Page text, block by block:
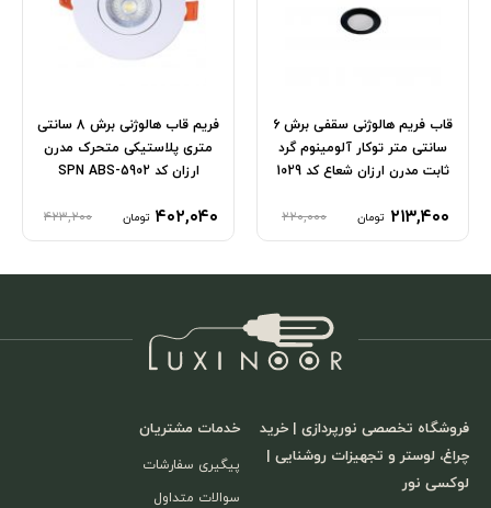
قاب فریم هالوژنی سقفی برش 6
سانتی متر توکار آلومینوم گرد
ثابت مدرن ارزان شعاع کد 1029
۲۱۳,۴۰۰ تومان ۲۲۰,۰۰۰
فریم قاب هالوژنی برش 8 سانتی
متری پلاستیکی متحرک مدرن
ارزان کد SPN ABS-5902
۴۰۲,۰۴۰ تومان ۴۲۳,۲۰۰
فروشگاه تخصصی نورپردازی | خرید
چراغ، لوستر و تجهیزات روشنایی |
لوکسی نور
خدمات مشتریان
پیگیری سفارشات
سوالات متداول